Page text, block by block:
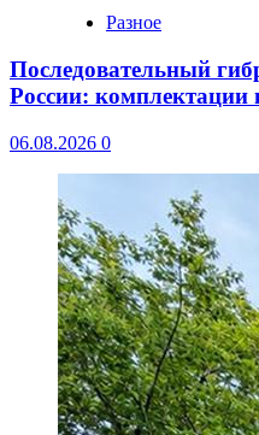
Разное
Последовательный
России: комплектации
06.08.2026 0